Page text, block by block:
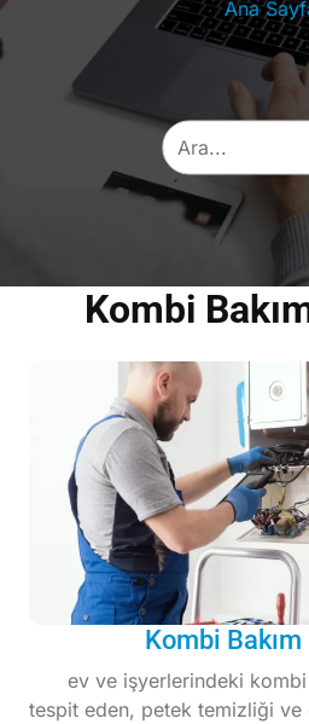
Ana
Kombi
Kombi Bakım
ev ve işyerlerindeki kombi
tespit eden, petek temizliği